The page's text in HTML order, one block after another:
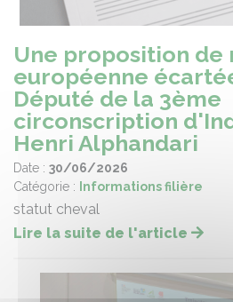
Une proposition de
européenne
Député de la 3ème
circonscription
Henri Alphandari
Date : 30/06/2026
Catégorie :
Informations filière
statut cheval
Lire la suite de l'article